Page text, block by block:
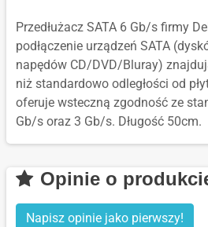
Przedłużacz SATA 6 Gb/s firmy
podłączenie urządzeń SATA
napędów CD/DVD/Bluray)
niż standardowo odległości od
oferuje wsteczną zgodność ze
Gb/s oraz 3 Gb/s. Długość 50cm.
Opinie o
Napisz opinie jako pierwszy!